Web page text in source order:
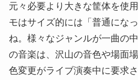
元々必要より大きな筐体を使
モはサイズ的には「普通にな
ね。様々なジャンルが一曲の
の音楽は、沢山の音色や場面
色変更がライブ演奏中に要求